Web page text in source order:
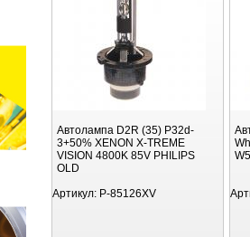
Автолампа D2R (35) P32d-
3+50% XENON X-TREME
VISION 4800K 85V PHILIPS
OLD
Артикул: P-85126XV